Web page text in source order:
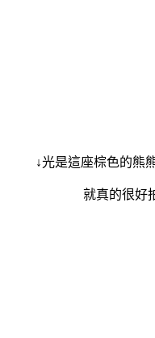
↓光是這座棕色的熊
就真的很好